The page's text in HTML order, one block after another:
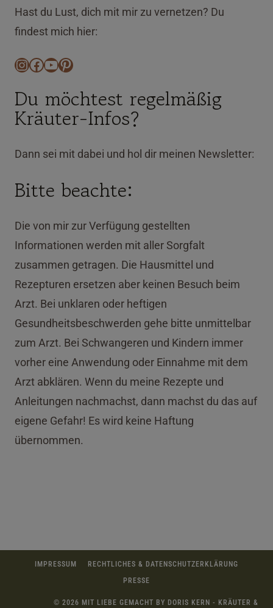
Hast du Lust, dich mit mir zu vernetzen? Du
findest mich hier:
Instagram
Facebook
YouTube
Pinterest
Du möchtest regelmäßig
Kräuter-Infos?
Dann sei mit dabei und hol dir meinen Newsletter:
Bitte beachte:
Die von mir zur Verfügung gestellten
Informationen werden mit aller Sorgfalt
zusammen getragen. Die Hausmittel und
Rezepturen ersetzen aber keinen Besuch beim
Arzt. Bei unklaren oder heftigen
Gesundheitsbeschwerden gehe bitte unmittelbar
zum Arzt. Bei Schwangeren und Kindern immer
vorher eine Anwendung oder Einnahme mit dem
Arzt abklären. Wenn du meine Rezepte und
Anleitungen nachmachst, dann machst du das auf
eigene Gefahr! Es wird keine Haftung
übernommen.
IMPRESSUM
RECHTLICHES & DATENSCHUTZERKLÄRUNG
PRESSE
© 2026 MIT LIEBE GEMACHT BY DORIS KERN - KRÄUTER &